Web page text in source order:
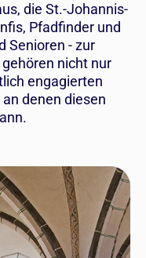
die St.-Johannis-
Pfadfinder und
Senioren - zur
nicht nur
engagierten
denen diesen